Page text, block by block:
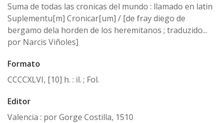
Suma de todas las cronicas del mundo : llamado en latin
Suplementu[m] Cronicar[um] / [de fray diego de
bergamo dela horden de los heremitanos ; traduzido...
por Narcis Viñoles]
Formato
CCCCXLVI, [10] h. : il. ; Fol.
Editor
Valencia : por Gorge Costilla, 1510